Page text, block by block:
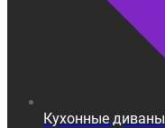
Кухонные диваны